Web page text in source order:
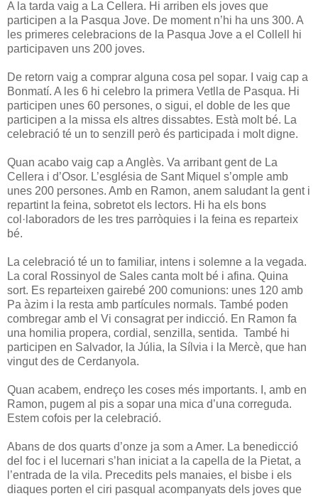
A la tarda vaig a La Cellera. Hi arriben els joves que
participen a la Pasqua Jove. De moment n’hi ha uns 300. A
les primeres celebracions de la Pasqua Jove a el Collell hi
participaven uns 200 joves.
De retorn vaig a comprar alguna cosa pel sopar. I vaig cap a
Bonmatí. A les 6 hi celebro la primera Vetlla de Pasqua. Hi
participen unes 60 persones, o sigui, el doble de les que
participen a la missa els altres dissabtes. Està molt bé. La
celebració té un to senzill però és participada i molt digne.
Quan acabo vaig cap a Anglès. Va arribant gent de La
Cellera i d’Osor. L’església de Sant Miquel s’omple amb
unes 200 persones. Amb en Ramon, anem saludant la gent i
repartint la feina, sobretot els lectors. Hi ha els bons
col·laboradors de les tres parròquies i la feina es reparteix
bé.
La celebració té un to familiar, intens i solemne a la vegada.
La coral Rossinyol de Sales canta molt bé i afina. Quina
sort. Es reparteixen gairebé 200 comunions: unes 120 amb
Pa àzim i la resta amb partícules normals. També poden
combregar amb el Vi consagrat per indicció. En Ramon fa
una homilia propera, cordial, senzilla, sentida. També hi
participen en Salvador, la Júlia, la Sílvia i la Mercè, que han
vingut des de Cerdanyola.
Quan acabem, endreço les coses més importants. I, amb en
Ramon, pugem al pis a sopar una mica d’una correguda.
Estem cofois per la celebració.
Abans de dos quarts d’onze ja som a Amer. La benedicció
del foc i el lucernari s’han iniciat a la capella de la Pietat, a
l’entrada de la vila. Precedits pels manaies, el bisbe i els
diaques porten el ciri pasqual acompanyats dels joves que